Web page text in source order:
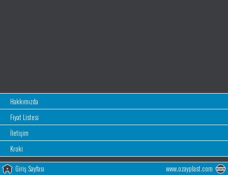
Hakkımızda
Fiyat Listesi
İletişim
Kroki
Giriş Sayfası
www.ozayplast.com